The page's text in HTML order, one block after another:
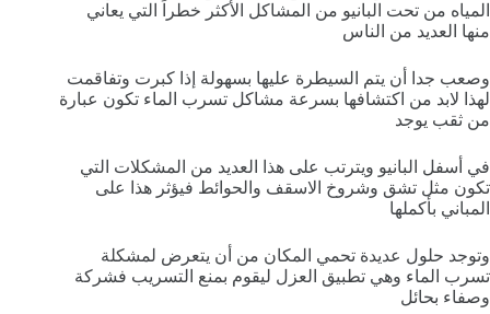
المياه من تحت البانيو من المشاكل الأكثر خطراً التي يعاني
منها العديد من الناس
وصعب جدا أن يتم السيطرة عليها بسهولة إذا كبرت وتفاقمت
لهذا لابد من اكتشافها بسرعة مشاكل تسرب الماء تكون عبارة
من ثقب يوجد
في أسفل البانيو ويترتب على هذا العديد من المشكلات التي
تكون مثل تشق وشروخ الاسقف والحوائط فيؤثر هذا على
المباني بأكملها
وتوجد حلول عديدة تحمي المكان من أن يتعرض لمشكلة
تسرب الماء وهي تطبيق العزل ليقوم بمنع التسريب فشركة
وصفاء بحائل